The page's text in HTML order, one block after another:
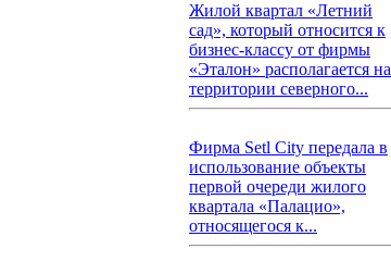
Жилой квартал «Летний
сад», который относится к
бизнес-классу от фирмы
«Эталон» располагается на
территории северного...
Фирма Setl City передала в
использование объекты
первой очереди жилого
квартала «Палацио»,
относящегося к...